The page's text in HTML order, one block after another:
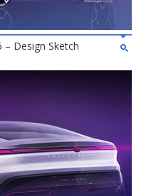
– Design Sketch